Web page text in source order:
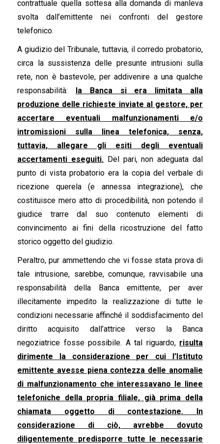
contrattuale quella sottesa alla domanda di manleva
svolta dall’emittente nei confronti del gestore
telefonico.
A giudizio del Tribunale, tuttavia, il corredo probatorio,
circa la sussistenza delle presunte intrusioni sulla
rete, non è bastevole, per addivenire a una qualche
responsabilità: la Banca si era limitata alla
produzione delle richieste inviate al gestore, per
accertare eventuali malfunzionamenti e/o
intromissioni sulla linea telefonica, senza,
tuttavia, allegare gli esiti degli eventuali
accertamenti eseguiti.Del pari, non adeguata dal
punto di vista probatorio era la copia del verbale di
ricezione querela (e annessa integrazione), che
costituisce mero atto di procedibilità, non potendo il
giudice trarre dal suo contenuto elementi di
convincimento ai fini della ricostruzione del fatto
storico oggetto del giudizio.
Peraltro, pur ammettendo che vi fosse stata prova di
tale intrusione, sarebbe, comunque, ravvisabile una
responsabilità della Banca emittente, per aver
illecitamente impedito la realizzazione di tutte le
condizioni necessarie affinché il soddisfacimento del
diritto acquisito dall’attrice verso la Banca
negoziatrice fosse possibile. A tal riguardo, risulta
dirimente la considerazione per cui l’Istituto
emittente avesse piena contezza delle anomalie
di malfunzionamento che interessavano le linee
telefoniche della propria filiale, già prima della
chiamata oggetto di contestazione. In
considerazione di ciò, avrebbe dovuto
diligentemente predisporre tutte le necessarie